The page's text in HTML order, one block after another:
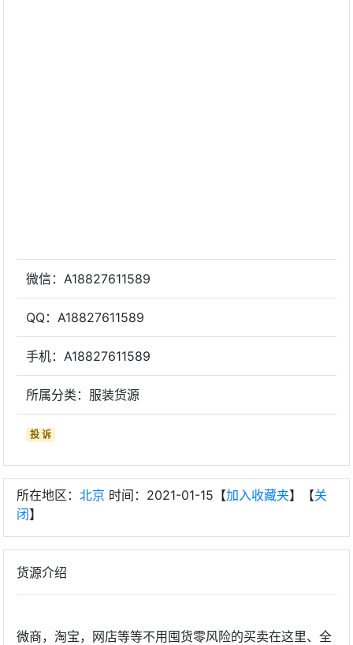
微信：A18827611589
QQ：A18827611589
手机：A18827611589
所属分类：服装货源
投 诉
所在地区： 北京 时间：2021-01-15【加入收藏夹】【关
闭】
货源介绍
微商，淘宝，网店等等不用囤货零风险的买卖在这里、全